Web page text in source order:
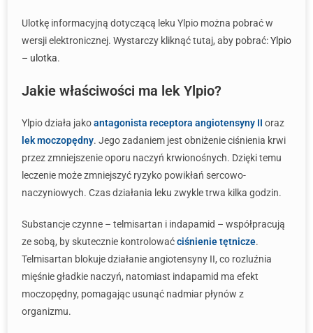
Ulotkę informacyjną dotyczącą leku Ylpio można pobrać w
wersji elektronicznej. Wystarczy kliknąć tutaj, aby pobrać:Ylpio
– ulotka.
Jakie właściwości ma lek Ylpio?
Ylpio działa jakoantagonista receptora angiotensyny II oraz
lek moczopędny. Jego zadaniem jest obniżenie ciśnienia krwi
przez zmniejszenie oporu naczyń krwionośnych. Dzięki temu
leczenie może zmniejszyć ryzyko powikłań sercowo-
naczyniowych. Czas działania leku zwykle trwa kilka godzin.
Substancje czynne – telmisartan i indapamid – współpracują
ze sobą, by skutecznie kontrolowaćciśnienie tętnicze.
Telmisartan blokuje działanie angiotensyny II, co rozluźnia
mięśnie gładkie naczyń, natomiast indapamid ma efekt
moczopędny, pomagając usunąć nadmiar płynów z
organizmu.